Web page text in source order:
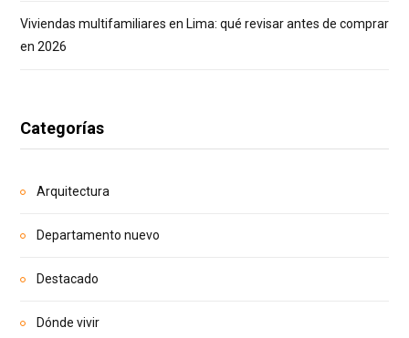
Viviendas multifamiliares en Lima: qué revisar antes de comprar
en 2026
Categorías
Arquitectura
Departamento nuevo
Destacado
Dónde vivir